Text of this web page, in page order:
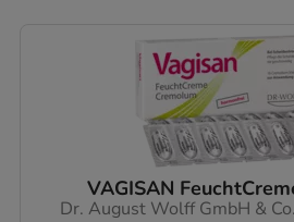
VAGISAN
Dr. August Wolff GmbH &